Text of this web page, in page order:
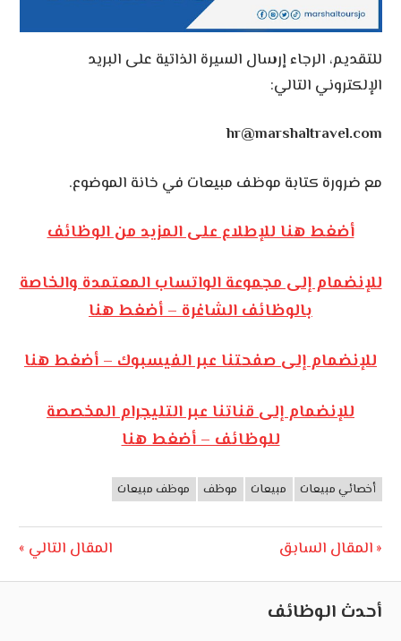
للتقديم، الرجاء إرسال السيرة الذاتية على البريد
الإلكتروني التالي:
hr@marshaltravel.com
مع ضرورة كتابة موظف مبيعات في خانة الموضوع.
أضغط هنا للإطلاع على المزيد من الوظائف
للإنضمام إلى مجموعة الواتساب المعتمدة والخاصة
بالوظائف الشاغرة – أضغط هنا
للإنضمام إلى صفحتنا عبر الفيسبوك – أضغط هنا
للإنضمام إلى قناتنا عبر التليجرام المخصصة
للوظائف – أضغط هنا
وظائف
أخصائي مبيعات مبيعات موظف موظف مبيعات
تصفّح
المقالات
Previous
المقال السابق
Next
المقال التالي
أحدث الوظائف